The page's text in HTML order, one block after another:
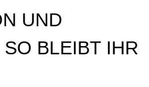
UND
BLEIBT IHR